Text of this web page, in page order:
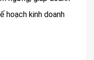
hoạch kinh doanh